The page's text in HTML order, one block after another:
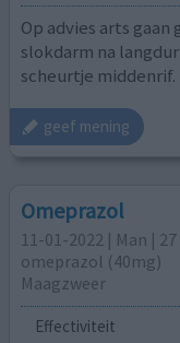
Op advies arts
slokdarm na
scheurtje middenrif.
geef mening
Omeprazol
11-01-2022 | Man | 27
omeprazol (40mg)
Maagzweer
Effectiviteit